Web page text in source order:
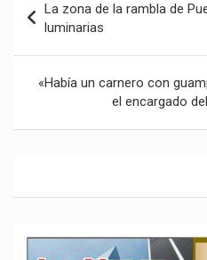
de
entradas
La zona de la rambla de
luminarias
«Había un carnero con
el encargado